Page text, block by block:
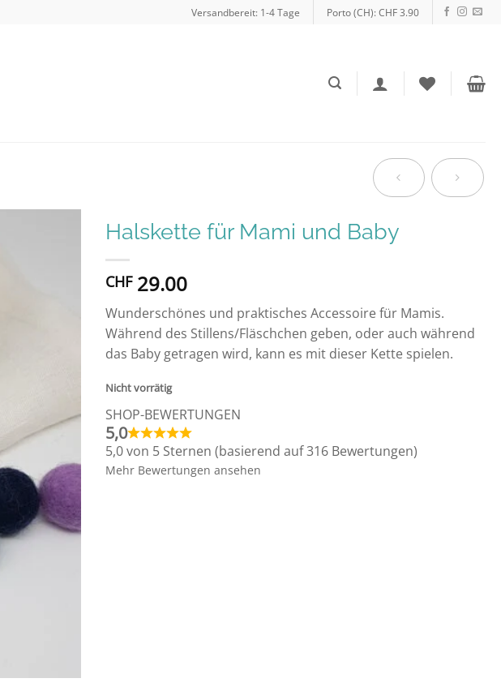
Versandbereit: 1-4 Tage Porto (CH): CHF 3.90
Halskette für Mami und Baby
CHF29.00
Wunderschönes und praktisches Accessoire für Mamis.
Während des Stillens/Fläschchen geben, oder auch während
das Baby getragen wird, kann es mit dieser Kette spielen.
Nicht vorrätig
SHOP-BEWERTUNGEN
5,0
5,0 von 5 Sternen (basierend auf 316 Bewertungen)
Mehr Bewertungen ansehen